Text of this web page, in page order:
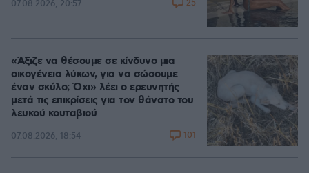
07.08.2026, 20:57 25
«Άξιζε να θέσουμε σε κίνδυνο μια
οικογένεια λύκων, για να σώσουμε
έναν σκύλο; Όχι» λέει ο ερευνητής
μετά τις επικρίσεις για τον θάνατο του
λευκού κουταβιού
07.08.2026, 18:54 101